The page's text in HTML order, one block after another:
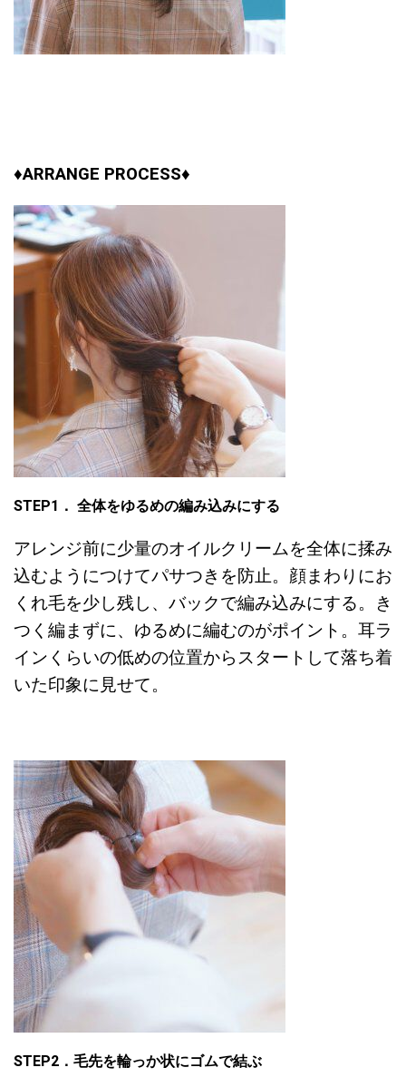
♦ARRANGE PROCESS♦
STEP1． 全体をゆるめの編み込みにする
アレンジ前に少量のオイルクリームを全体に揉み
込むようにつけてパサつきを防止。顔まわりにお
くれ毛を少し残し、バックで編み込みにする。き
つく編まずに、ゆるめに編むのがポイント。耳ラ
インくらいの低めの位置からスタートして落ち着
いた印象に見せて。
STEP2． 毛先を輪っか状にゴムで結ぶ